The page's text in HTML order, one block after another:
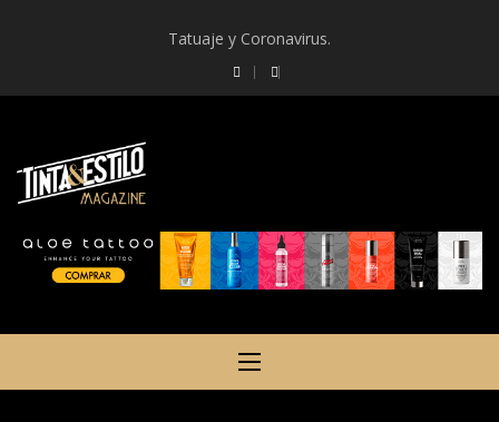
Tatuaje y Coronavirus.